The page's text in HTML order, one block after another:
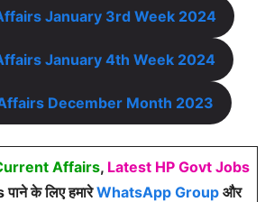
January 3rd Week 2024
January 4th Week 2024
December Month 2023
Affairs, Latest HP Govt Jobs
के लिए हमारेWhatsApp Groupऔर